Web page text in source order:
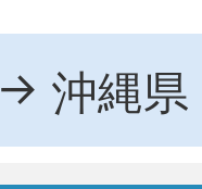
→ 沖縄県